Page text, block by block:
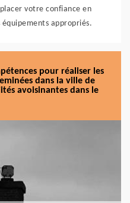
votre confiance en
appropriés.
pour réaliser les
dans la ville de
avoisinantes dans le